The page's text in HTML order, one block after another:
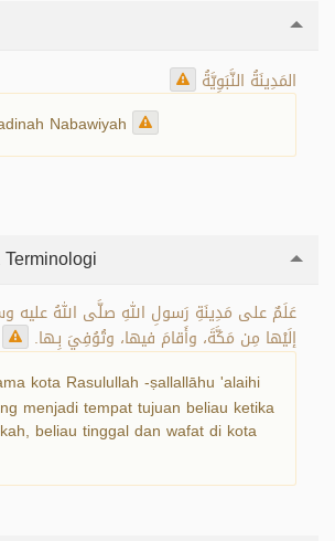
المَدِينَةُ النَّبَوِيَّةُ
Nabawiyah
عَلَمٌ على مَدِينَةِ رَسولِ اللهِ صلَّى اللهُ عليه
إلَيْها مِن مَكَّةَ، وأَقامَ فيها، وتُوُفِيَ بِـها.
kota Rasulullah -ṣallallāhu 'alaihi
menjadi tempat tujuan beliau ketika
beliau tinggal dan wafat di kota